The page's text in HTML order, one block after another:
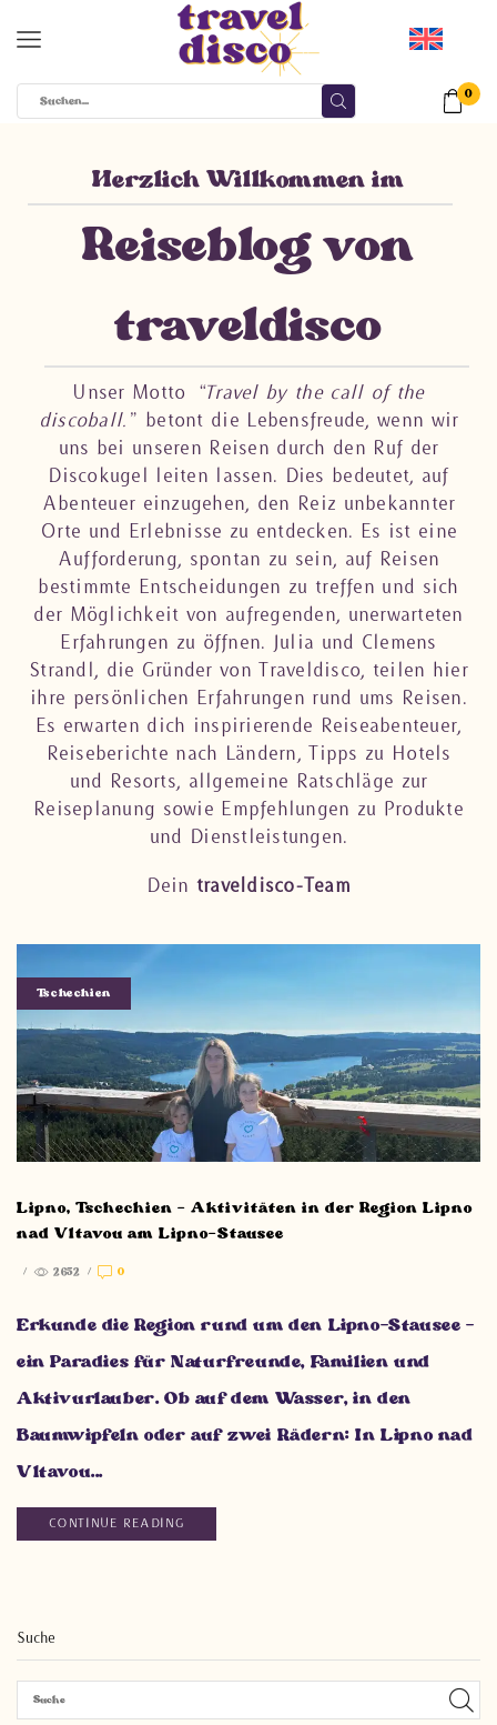
0
Herzlich Willkommen im
Reiseblog von
traveldisco​
Unser Motto
“Travel by the call of the
discoball.”betont die Lebensfreude, wenn wir
uns bei unseren Reisen durch den Ruf der
Discokugel leiten lassen. Dies bedeutet, auf
Abenteuer einzugehen, den Reiz unbekannter
Orte und Erlebnisse zu entdecken. Es ist eine
Aufforderung, spontan zu sein, auf Reisen
bestimmte Entscheidungen zu treffen und sich
der Möglichkeit von aufregenden, unerwarteten
Erfahrungen zu öffnen. Julia und Clemens
Strandl, die Gründer von Traveldisco, teilen hier
ihre persönlichen Erfahrungen rund ums Reisen.
Es erwarten dich inspirierende Reiseabenteuer,
Reiseberichte nach Ländern, Tipps zu Hotels
und Resorts, allgemeine Ratschläge zur
Reiseplanung sowie Empfehlungen zu Produkte
und Dienstleistungen.
Dein traveldisco-Team
Tschechien
Lipno, Tschechien – Aktivitäten in der Region Lipno
nad Vltavou am Lipno-Stausee
/ 2652 / 0
Erkunde die Region rund um den Lipno-Stausee –
ein Paradies für Naturfreunde, Familien und
Aktivurlauber. Ob auf dem Wasser, in den
Baumwipfeln oder auf zwei Rädern: In Lipno nad
Vltavou...
CONTINUE READING
Suche